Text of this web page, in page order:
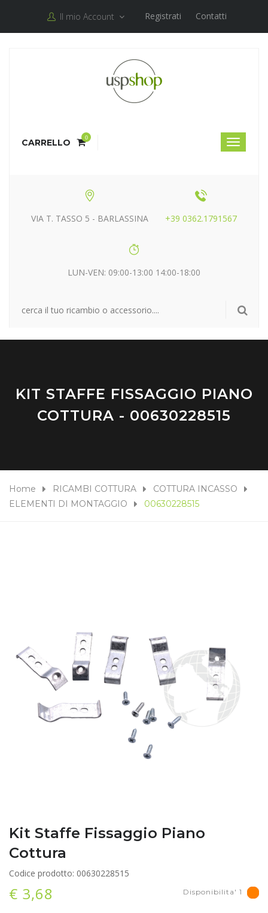
Il mio Account Registrati Contatti
CARRELLO 0
VIA T. TASSO 5 - BARLASSINA +39 0362.1791567
LUN-VEN: 09:00-13:00 14:00-18:00
KIT STAFFE FISSAGGIO PIANO
COTTURA - 00630228515
Home RICAMBI COTTURA
COTTURA INCASSO
ELEMENTI DI MONTAGGIO
00630228515
Kit Staffe Fissaggio Piano
Cottura
Codice prodotto: 00630228515
€ 3,68 Disponibilita' 1